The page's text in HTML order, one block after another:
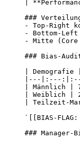
|
###
- Top-Right
- Bottom-
- Mitte (Core
### Bias-
|
|---|:---
| Männlich |
| Weiblich |
| Teilzeit-
`[[BIAS-
###